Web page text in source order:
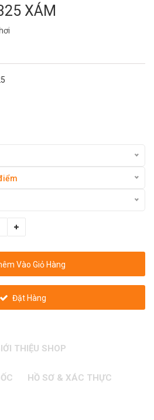
XÁM
Vào Giỏ Hàng
Đặt Hàng
THIỆU SHOP
HỒ SƠ & XÁC THỰC